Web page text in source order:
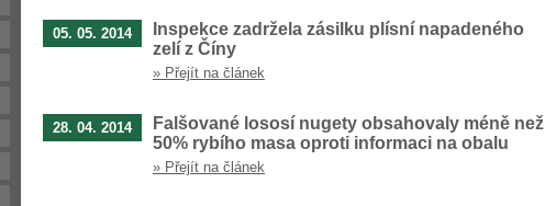
05. 05. 2014
Inspekce zadržela zásilku plísní napadeného
zelí z Číny
» Přejít na článek
28. 04. 2014
Falšované lososí nugety obsahovaly méně než
50% rybího masa oproti informaci na obalu
» Přejít na článek